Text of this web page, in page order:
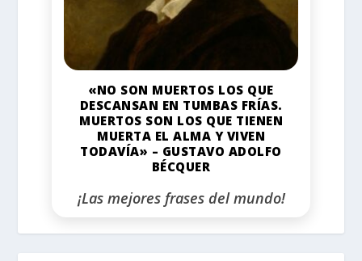
«NO SON MUERTOS LOS QUE
DESCANSAN EN TUMBAS FRÍAS.
MUERTOS SON LOS QUE TIENEN
MUERTA EL ALMA Y VIVEN
TODAVÍA» – GUSTAVO ADOLFO
BÉCQUER
¡Las mejores frases del mundo!